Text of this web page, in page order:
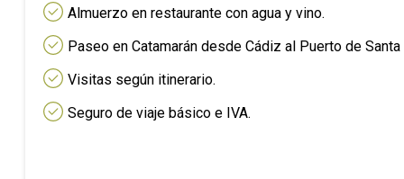
Almuerzo en restaurante con agua y vino.
Paseo en Catamarán desde Cádiz al Puerto de
Visitas según itinerario.
Seguro de viaje básico e IVA.